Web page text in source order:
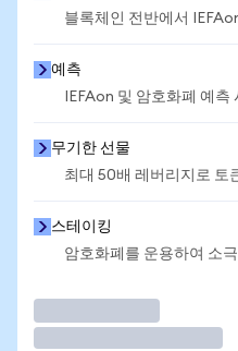
블록체인 전반에서
예측
IEFAon 및 암호화폐 예
무기한 선물
최대 50배 레버리지로 토
스테이킹
암호화폐를 운용하여 소